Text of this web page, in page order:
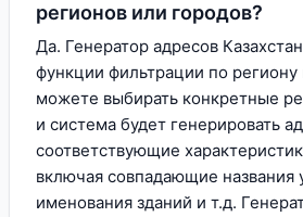
регионов или городов?
Да. Генератор адресов
функции фильтрации по региону
можете выбирать конкретные
и система будет генерировать
соответствующие
включая совпадающие названия
именования зданий и т.д.